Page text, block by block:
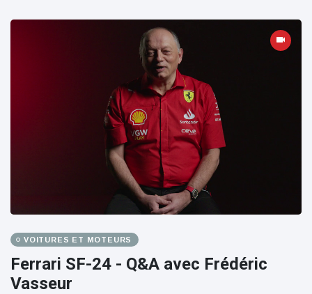
VOITURES ET MOTEURS
Ferrari SF-24 - Q&A avec Frédéric
Vasseur